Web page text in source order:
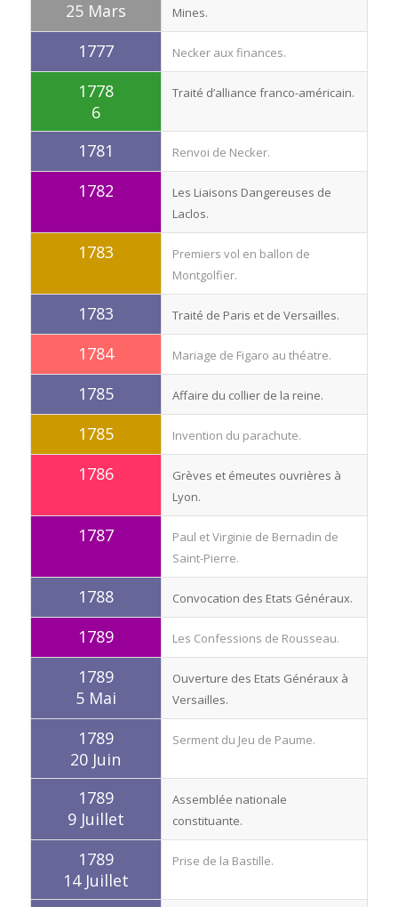
25 Mars
Mines.
1777 Necker aux finances.
1778
6
Traité d’alliance franco-américain.
1781 Renvoi de Necker.
1782
Les Liaisons Dangereuses de
Laclos.
1783
Premiers vol en ballon de
Montgolfier.
1783 Traité de Paris et de Versailles.
1784 Mariage de Figaro au théatre.
1785 Affaire du collier de la reine.
1785 Invention du parachute.
1786
Grèves et émeutes ouvrières à
Lyon.
1787
Paul et Virginie de Bernadin de
Saint-Pierre.
1788 Convocation des Etats Généraux.
1789 Les Confessions de Rousseau.
1789
5 Mai
Ouverture des Etats Généraux à
Versailles.
1789
20 Juin
Serment du Jeu de Paume.
1789
9 Juillet
Assemblée nationale
constituante.
1789
14 Juillet
Prise de la Bastille.